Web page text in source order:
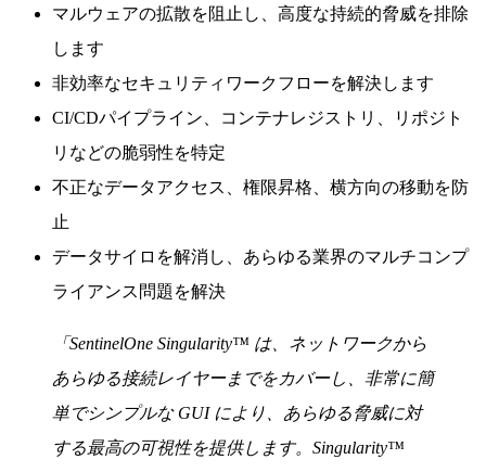
マルウェアの拡散を阻止し、高度な持続的脅威を排除
します
非効率なセキュリティワークフローを解決します
CI/CDパイプライン、コンテナレジストリ、リポジト
リなどの脆弱性を特定
不正なデータアクセス、権限昇格、横方向の移動を防
止
データサイロを解消し、あらゆる業界のマルチコンプ
ライアンス問題を解決
「SentinelOne Singularity™ は、ネットワークから
あらゆる接続レイヤーまでをカバーし、非常に簡
単でシンプルな GUI により、あらゆる脅威に対
する最高の可視性を提供します。Singularity™